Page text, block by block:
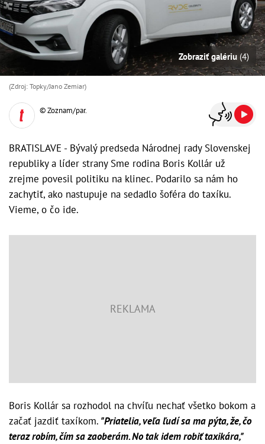
Zobraziť galériu (4)
(Zdroj: Topky/Jano Zemiar)
© Zoznam/par.
BRATISLAVE - Bývalý predseda Národnej rady Slovenskej
republiky a líder strany Sme rodina Boris Kollár už
zrejme povesil politiku na klinec. Podarilo sa nám ho
zachytiť, ako nastupuje na sedadlo šoféra do taxíku.
Vieme, o čo ide.
Boris Kollár sa rozhodol na chvíľu nechať všetko bokom a
začať jazdiť taxíkom. "Priatelia, veľa ľudí sa ma pýta, že, čo
teraz robím, čím sa zaoberám. No tak idem robiť taxikára,"